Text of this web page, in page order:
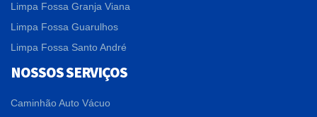
Limpa Fossa Granja Viana
Limpa Fossa Guarulhos
Limpa Fossa Santo André
NOSSOS SERVIÇOS
Caminhão Auto Vácuo